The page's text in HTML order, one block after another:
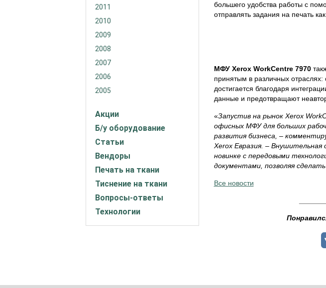
2011
2010
2009
2008
2007
2006
2005
Акции
Б/у оборудование
Статьи
Вендоры
Печать на ткани
Тиснение на ткани
Вопросы-ответы
Технологии
большего удобства работы с
отправлять задания на печать
МФУ Xerox WorkCentre 7970
принятым в различных отраслях:
достигается благодаря
данные и предотвращают
«Запустив на рынок Xerox
офисных МФУ для больших
развития бизнеса, –
Xerox Евразия. –
новинке с передовыми
документами, позволяя
Все новости